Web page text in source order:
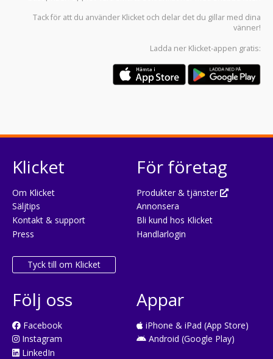
Tack för att du använder Klicket och delar det du gillar med dina
vänner!
Ladda ner Klicket-appen gratis:
Klicket
Om Klicket
Säljtips
Kontakt & support
Press
Tyck till om Klicket
För företag
Produkter & tjänster
Annonsera
Bli kund hos Klicket
Handlarlogin
Följ oss
Facebook
Instagram
LinkedIn
Appar
iPhone & iPad (App Store)
Android (Google Play)